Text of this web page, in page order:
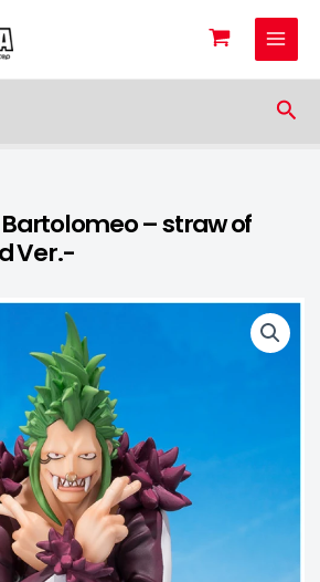
Bartolomeo – straw of
Ver.-